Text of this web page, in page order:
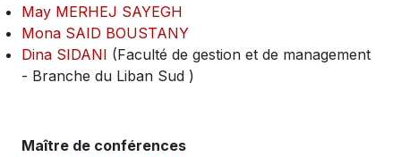
May MERHEJ SAYEGH
Mona SAID BOUSTANY
Dina SIDANI (Faculté de gestion et de management
- Branche du Liban Sud )
Maître de conférences